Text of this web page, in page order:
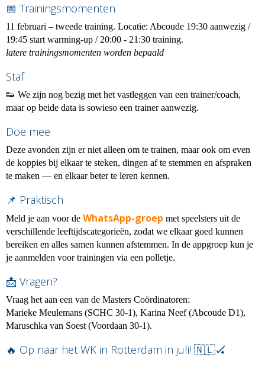
📅 Trainingsmomenten
11 februari – tweede training. Locatie: Abcoude 19:30 aanwezig /
19:45 start warming-up / 20:00 - 21:30 training.
latere trainingsmomenten worden bepaald
Staf
👟 We zijn nog bezig met het vastleggen van een trainer/coach,
maar op beide data is sowieso een trainer aanwezig.
Doe mee
Deze avonden zijn er niet alleen om te trainen, maar ook om even
de koppies bij elkaar te steken, dingen af te stemmen en afspraken
te maken — en elkaar beter te leren kennen.
📌 Praktisch
Meld je aan voor de WhatsApp-groep met speelsters uit de
verschillende leeftijdscategorieën, zodat we elkaar goed kunnen
bereiken en alles samen kunnen afstemmen. In de appgroep kun je
je aanmelden voor trainingen via een polletje.
📩 Vragen?
Vraag het aan een van de Masters Coördinatoren:
Marieke Meulemans (SCHC 30-1), Karina Neef (Abcoude D1),
Maruschka van Soest (Voordaan 30-1).
🔥 Op naar het WK in Rotterdam in juli! 🇳🇱🏑